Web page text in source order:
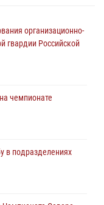
организационно-
гвардии Российской
чемпионате
в подразделениях